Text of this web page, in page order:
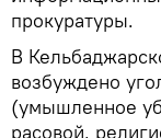
прокуратуры.
В
возбуждено
(умышленное
расовой,